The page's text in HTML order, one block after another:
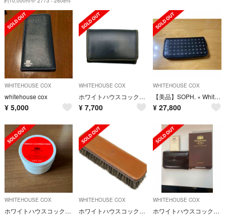
WHITEHOUSE COX
whitehouse cox
¥ 5,000
WHITEHOUSE COX
ホワイトハウスコックス 財布 コインケース 小銭入れ 04-22103005
¥ 7,700
WHITEHOUSE COX
【美品】SOPH. × Whitehouse Cox 別注 長財布
¥ 27,800
WHITEHOUSE COX
ホワイトハウスコックス ブライドルレザーフード
WHITEHOUSE COX
ホワイトハウスコックス S9169 Whitehousecox ブライドルレザー
WHITEHOUSE COX
ホワイトハウスコックス三つ折り財布S7660 ハバナ